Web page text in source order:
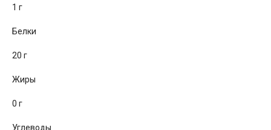
1 г
Белки
20 г
Жиры
0 г
Углеводы